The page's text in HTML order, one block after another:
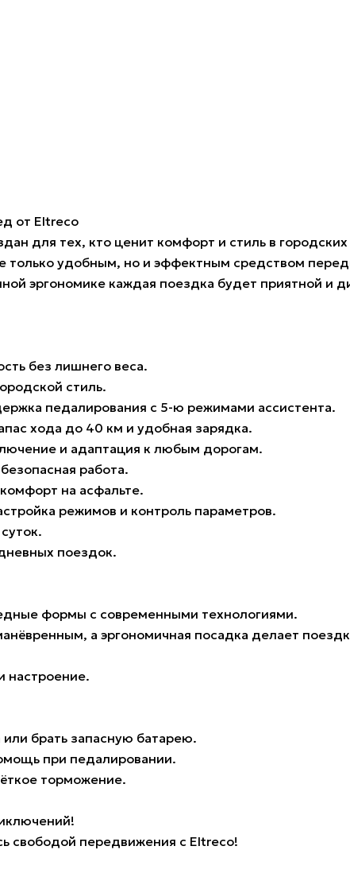
от Eltreco
для тех, кто ценит комфорт и стиль в
только удобным, но и эффектным средством
эргономике каждая поездка будет приятной и
без лишнего веса.
стиль.
педалирования с 5-ю режимами ассистента.
хода до 40 км и удобная зарядка.
и адаптация к любым дорогам.
работа.
на асфальте.
режимов и контроль параметров.
поездок.
формы с современными технологиями.
а эргономичная посадка делает
настроение.
брать запасную батарею.
при педалировании.
торможение.
свободой передвижения с Eltreco!